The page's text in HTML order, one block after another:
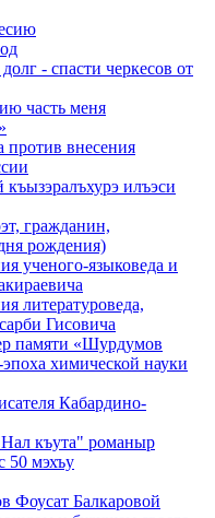
- спасти черкесов от
часть меня
внесения
илъэси
гражданин,
рождения)
ученого-языковеда и
литературоведа,
Гисовича
памяти «Шурдумов
химической науки
Кабардино-
къута" романыр
50 мэхъу
Фоусат Балкаровой